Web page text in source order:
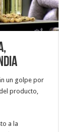
un golpe por
producto,
a la